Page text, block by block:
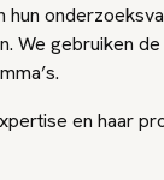
We gebruiken
en haar